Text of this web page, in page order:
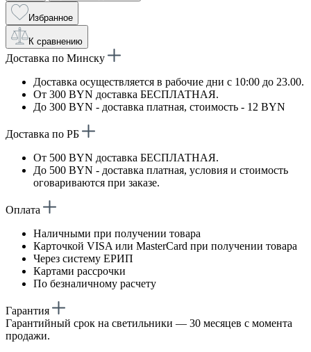
Избранное
К сравнению
Доставка по Минску
Доставка осуществляется в рабочие дни с 10:00 до 23.00.
От 300 BYN доставка БЕСПЛАТНАЯ.
До 300 BYN - доставка платная, стоимость - 12 BYN
Доставка по РБ
От 500 BYN доставка БЕСПЛАТНАЯ.
До 500 BYN - доставка платная, условия и стоимость
оговариваются при заказе.
Оплата
Наличными при получении товара
Карточкой VISA или MasterCard при получении товара
Через систему ЕРИП
Картами рассрочки
По безналичному расчету
Гарантия
Гарантийный срок на светильники — 30 месяцев с момента
продажи.